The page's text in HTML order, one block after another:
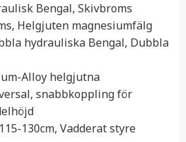
Bengal, Skivbroms
Helgjuten magnesiumfälg
hydrauliska Bengal, Dubbla
Alloy helgjutna
snabbkoppling för
130cm, Vadderat styre